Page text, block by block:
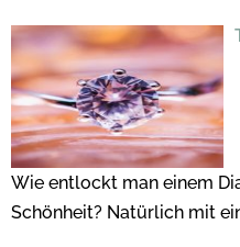
Wie entlockt man einem
Schönheit? Natürlich mit